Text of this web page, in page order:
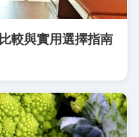
較與實用選擇指南